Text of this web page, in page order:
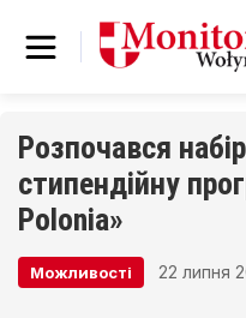
Розпочався
стипендійну
Polonia»
Можливості 22 липня